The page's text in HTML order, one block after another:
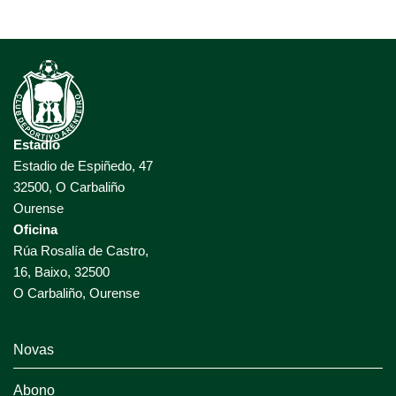
Estadio
Estadio de Espiñedo, 47
32500, O Carbaliño
Ourense
Oficina
Rúa Rosalía de Castro,
16, Baixo, 32500
O Carbaliño, Ourense
Novas
Abono